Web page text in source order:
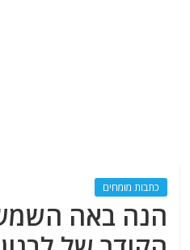
כתבות מומחים
הנה באה